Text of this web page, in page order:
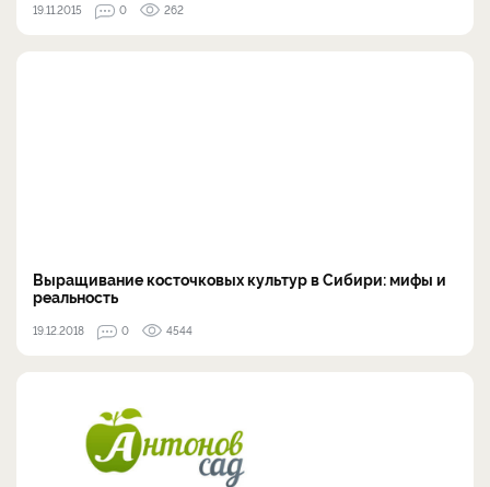
19.11.2015 0 262
Выращивание косточковых культур в Сибири: мифы и
реальность
19.12.2018 0 4544